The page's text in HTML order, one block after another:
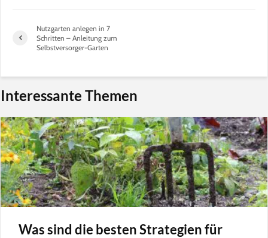
Nutzgarten anlegen in 7
Schritten – Anleitung zum
Selbstversorger-Garten
Interessante Themen
Was sind die besten Strategien für